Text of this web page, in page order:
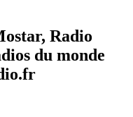
Radio
du monde